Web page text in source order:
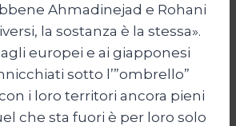
Ahmadinejad e Rohani
la sostanza è la stessa».
europei e ai giapponesi
sotto l’”ombrello”
i loro territori ancora pieni
che sta fuori è per loro solo